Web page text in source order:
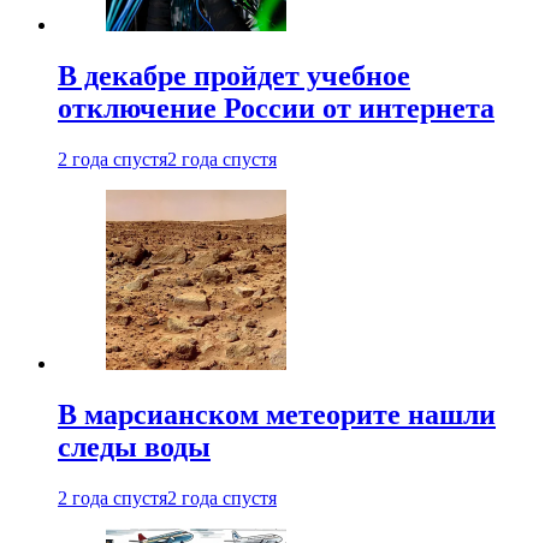
В декабре пройдет учебное
отключение России от интернета
2 года спустя2 года спустя
В марсианском метеорите нашли
следы воды
2 года спустя2 года спустя